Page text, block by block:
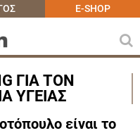
E-SHOP
ΓΙΑ ΤΟΝ
ΥΓΕΙΑΣ
είναι το